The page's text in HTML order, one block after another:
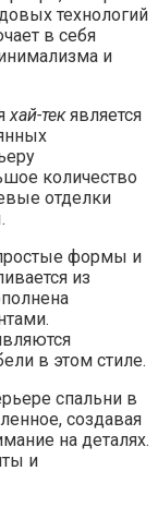
технологий
в себя
и
хай-текявляется
количество
отделки
формы и
из
в этом стиле.
спальни в
создавая
на деталях.
и